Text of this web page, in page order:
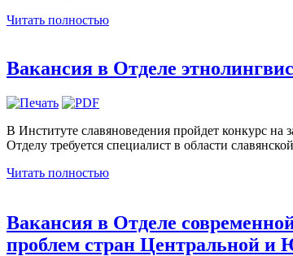
Читать полностью
Вакансия в Отделе
В Институте славяноведения пройдет конкурс на
Отделу требуется специалист в области
Читать полностью
Вакансия в Отделе
проблем стран Центральной и